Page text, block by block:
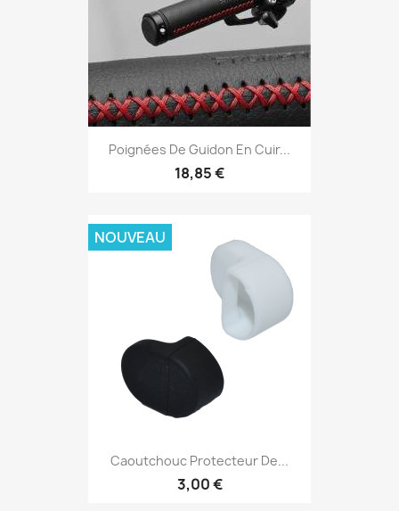
Poignées De Guidon En Cuir...
18,85 €
Caoutchouc Protecteur De...
3,00 €
NOUVEAU